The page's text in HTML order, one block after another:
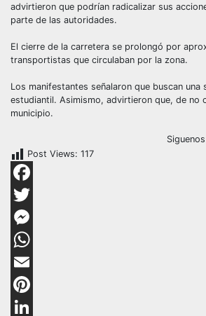
advirtieron que podrían radicalizar sus
parte de las autoridades.
El cierre de la carretera se prolongó por
transportistas que circulaban por la zona.
Los manifestantes señalaron que buscan
estudiantil. Asimismo, advirtieron que, de no
municipio.
Post Views: 117
Facebook
Twitter
Messenger
WhatsApp
Email
Pinterest